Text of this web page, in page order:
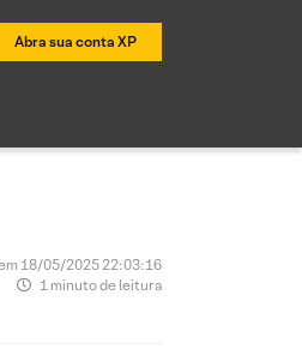
Abra sua conta XP
18/05/2025 22:03:16
1 minuto de leitura